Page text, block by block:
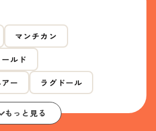
マンチカン
ルド
ー ラグドール
もっと見る